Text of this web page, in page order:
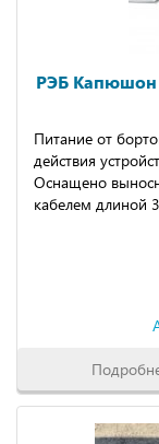
РЭБ Капюшон
Питание от
действия
Оснащено
кабелем длиной